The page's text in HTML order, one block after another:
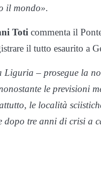
il mondo».
Toti commenta il
il tutto esaurito a
Liguria – prosegue la
le previsioni
le località
tre anni di crisi a